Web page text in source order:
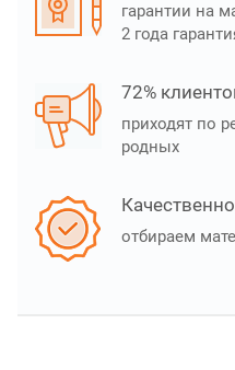
гарантии на
2 года
72%
приходят по
родных
Качественно
отбираем